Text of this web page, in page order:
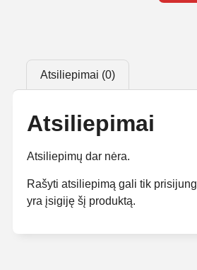
Atsiliepimai (0)
Atsiliepimai
Atsiliepimų dar nėra.
Rašyti atsiliepimą gali tik
yra įsigiję šį produktą.